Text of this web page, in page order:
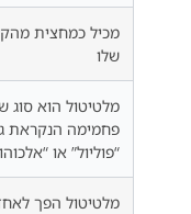
מכיל כמחצית
שלו
מלטיטול הוא סוג
פחמימה הנקראת
“פוליול” או
מלטיטול הפך